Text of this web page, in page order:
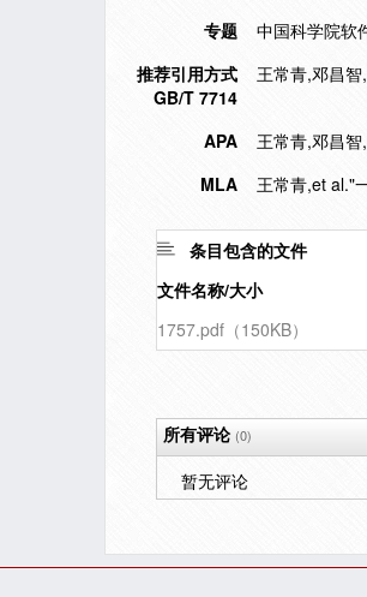
专题
中国科学院软
推荐引用方式
GB/T 7714
王常青,邓昌
APA 王常青,邓昌
MLA
王常青,et al."
条目包含的文件
文件名称/大小
1757.pdf（150KB）
所有评论(0)
暂无评论